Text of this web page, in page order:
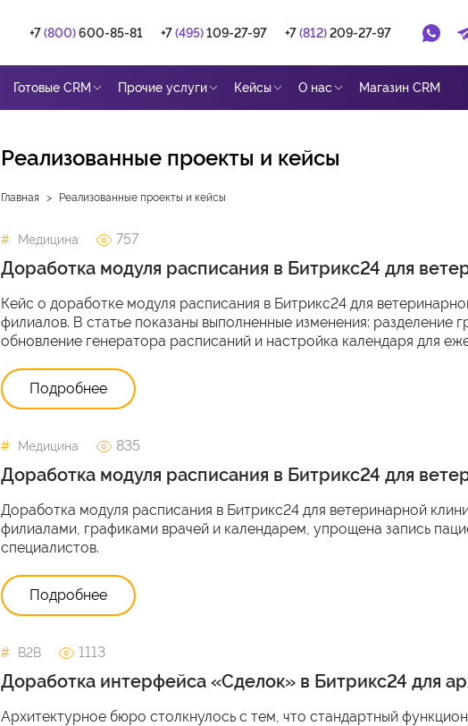
+7(800)600-85-81 +7(495)109-27-97 +7(812)209-27-97
Готовые CRM Прочие услуги Кейсы О нас Магазин CRM
Реализованные проекты и кейсы
Главная Реализованные проекты и кейсы
Медицина 757
Доработка модуля расписания в Битрикс24 для
Кейс о доработке модуля расписания в Битрикс24 для
филиалов. В статье показаны выполненные изменения: разделение
обновление генератора расписаний и настройка календаря для
Подробнее
Медицина 835
Доработка модуля расписания в Битрикс24 для
Доработка модуля расписания в Битрикс24 для ветеринарной
филиалами, графиками врачей и календарем, упрощена запись
специалистов.
Подробнее
B2B 1113
Доработка интерфейса «Сделок» в Битрикс24 для
Архитектурное бюро столкнулось с тем, что стандартный